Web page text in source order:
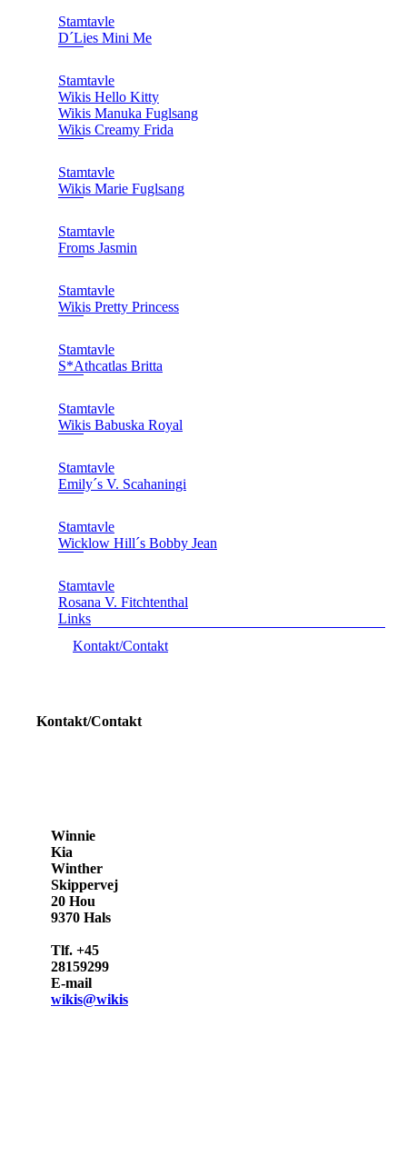
Stamtavle
D´Lies Mini Me
Stamtavle
Wikis Hello Kitty
Wikis Manuka Fuglsang
Wikis Creamy Frida
Stamtavle
Wikis Marie Fuglsang
Stamtavle
Froms Jasmin
Stamtavle
Wikis Pretty Princess
Stamtavle
S*Athcatlas Britta
Stamtavle
Wikis Babuska Royal
Stamtavle
Emily´s V. Scahaningi
Stamtavle
Wicklow Hill´s Bobby Jean
Stamtavle
Rosana V. Fitchtenthal
Links
Kontakt/Contakt
Kontakt/Contakt
Winnie
Kia
Winther
Skippervej
20 Hou
9370 Hals
Tlf. +45
28159299
E-mail
wikis@wikis.dk